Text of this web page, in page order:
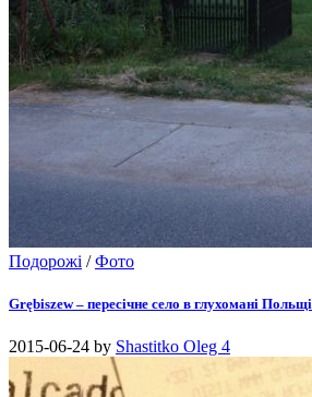
Подорожі /Фото
Grębiszew – пересічне село в глухомані Польщі
2015-06-24 by Shastitko Oleg 4